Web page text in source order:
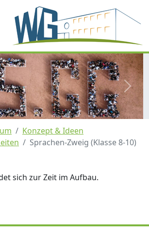
Konzept & Ideen
Sprachen-Zweig (Klasse 8-10)
sich zur Zeit im Aufbau.